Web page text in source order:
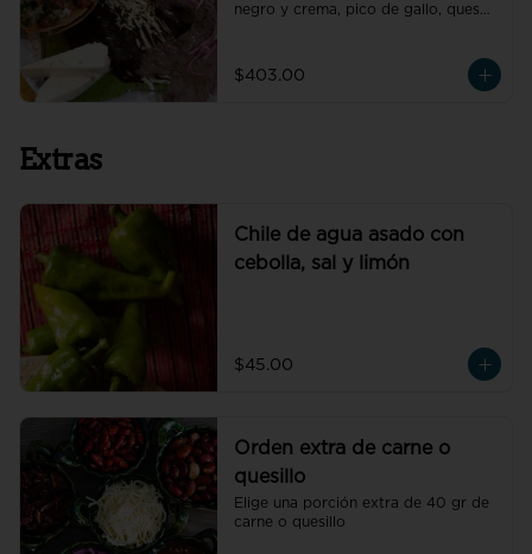
negro y crema, pico de gallo, queso
$403.00
Extras
Chile de agua asado con
cebolla, sal y limón
$45.00
Orden extra de carne o
quesillo
Elige una porción extra de 40 gr de
carne o quesillo